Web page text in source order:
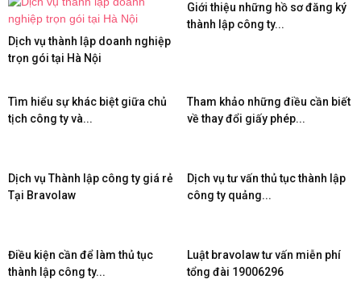
Dịch vụ thành lập doanh nghiệp
trọn gói tại Hà Nội
Giới thiệu những hồ sơ đăng ký
thành lập công ty...
Tìm hiểu sự khác biệt giữa chủ
tịch công ty và...
Tham khảo những điều cần biết
về thay đổi giấy phép...
Dịch vụ Thành lập công ty giá rẻ
Tại Bravolaw
Dịch vụ tư vấn thủ tục thành lập
công ty quảng...
Điều kiện cần để làm thủ tục
thành lập công ty...
Luật bravolaw tư vấn miễn phí
tổng đài 19006296